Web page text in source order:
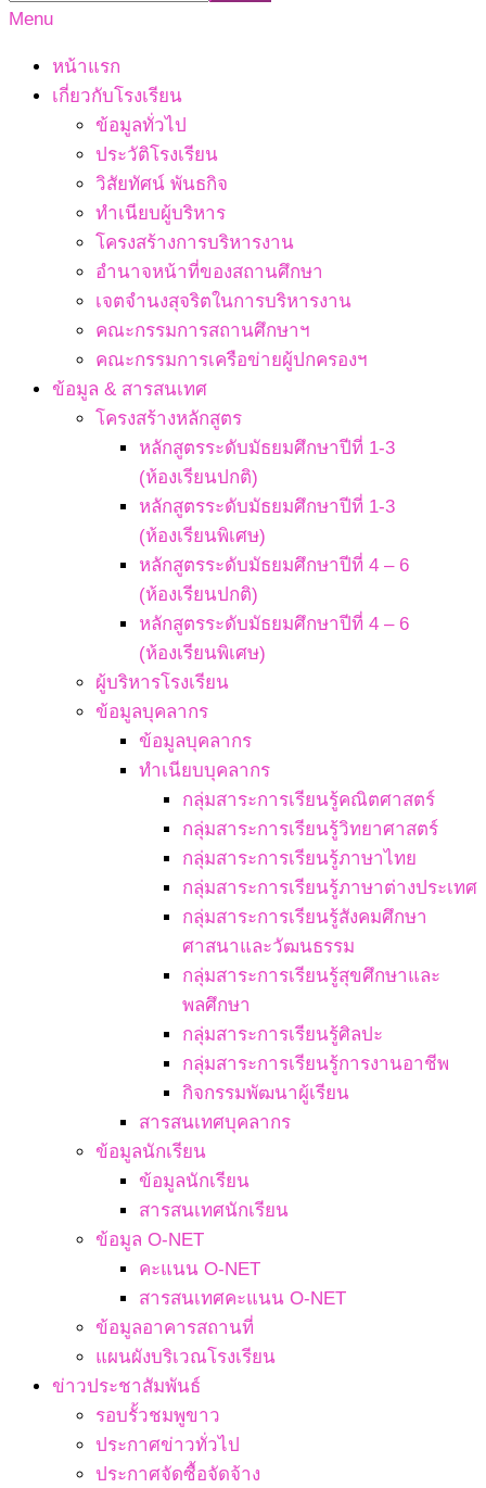
Primary
Menu
หน้าแรก
เกี่ยวกับโรงเรียน
ข้อมูลทั่วไป
ประวัติโรงเรียน
วิสัยทัศน์ พันธกิจ
ทำเนียบผู้บริหาร
โครงสร้างการบริหารงาน
อำนาจหน้าที่ของสถานศึกษา
เจตจํานงสุจริตในการบริหารงาน
คณะกรรมการสถานศึกษาฯ
คณะกรรมการเครือข่ายผู้ปกครองฯ
ข้อมูล & สารสนเทศ
โครงสร้างหลักสูตร
หลักสูตรระดับมัธยมศึกษาปีที่ 1-3
(ห้องเรียนปกติ)
หลักสูตรระดับมัธยมศึกษาปีที่ 1-3
(ห้องเรียนพิเศษ)
หลักสูตรระดับมัธยมศึกษาปีที่ 4 – 6
(ห้องเรียนปกติ)
หลักสูตรระดับมัธยมศึกษาปีที่ 4 – 6
(ห้องเรียนพิเศษ)
ผู้บริหารโรงเรียน
ข้อมูลบุคลากร
ข้อมูลบุคลากร
ทำเนียบบุคลากร
กลุ่มสาระการเรียนรู้คณิตศาสตร์
กลุ่มสาระการเรียนรู้วิทยาศาสตร์
กลุ่มสาระการเรียนรู้ภาษาไทย
กลุ่มสาระการเรียนรู้ภาษาต่างประเทศ
กลุ่มสาระการเรียนรู้สังคมศึกษา
ศาสนาและวัฒนธรรม
กลุ่มสาระการเรียนรู้สุขศึกษาและ
พลศึกษา
กลุ่มสาระการเรียนรู้ศิลปะ
กลุ่มสาระการเรียนรู้การงานอาชีพ
กิจกรรมพัฒนาผู้เรียน
สารสนเทศบุคลากร
ข้อมูลนักเรียน
ข้อมูลนักเรียน
สารสนเทศนักเรียน
ข้อมูล O-NET
คะแนน O-NET
สารสนเทศคะแนน O-NET
ข้อมูลอาคารสถานที่
แผนผังบริเวณโรงเรียน
ข่าวประชาสัมพันธ์
รอบรั้วชมพูขาว
ประกาศข่าวทั่วไป
ประกาศจัดซื้อจัดจ้าง